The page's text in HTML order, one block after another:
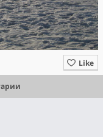
Like